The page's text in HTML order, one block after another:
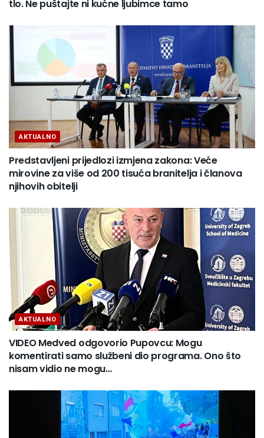
tlo. Ne puštajte ni kućne ljubimce tamo
AKTUALNO
Predstavljeni prijedlozi izmjena zakona: Veće
mirovine za više od 200 tisuća branitelja i članova
njihovih obitelji
AKTUALNO
VIDEO Medved odgovorio Pupovcu: Mogu
komentirati samo službeni dio programa. Ono što
nisam vidio ne mogu…